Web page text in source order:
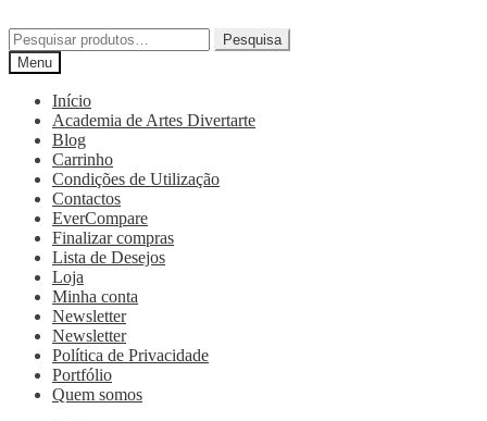
Pesquisa
Menu
Início
Academia de Artes Divertarte
Blog
Carrinho
Condições de Utilização
Contactos
EverCompare
Finalizar compras
Lista de Desejos
Loja
Minha conta
Newsletter
Newsletter
Política de Privacidade
Portfólio
Quem somos